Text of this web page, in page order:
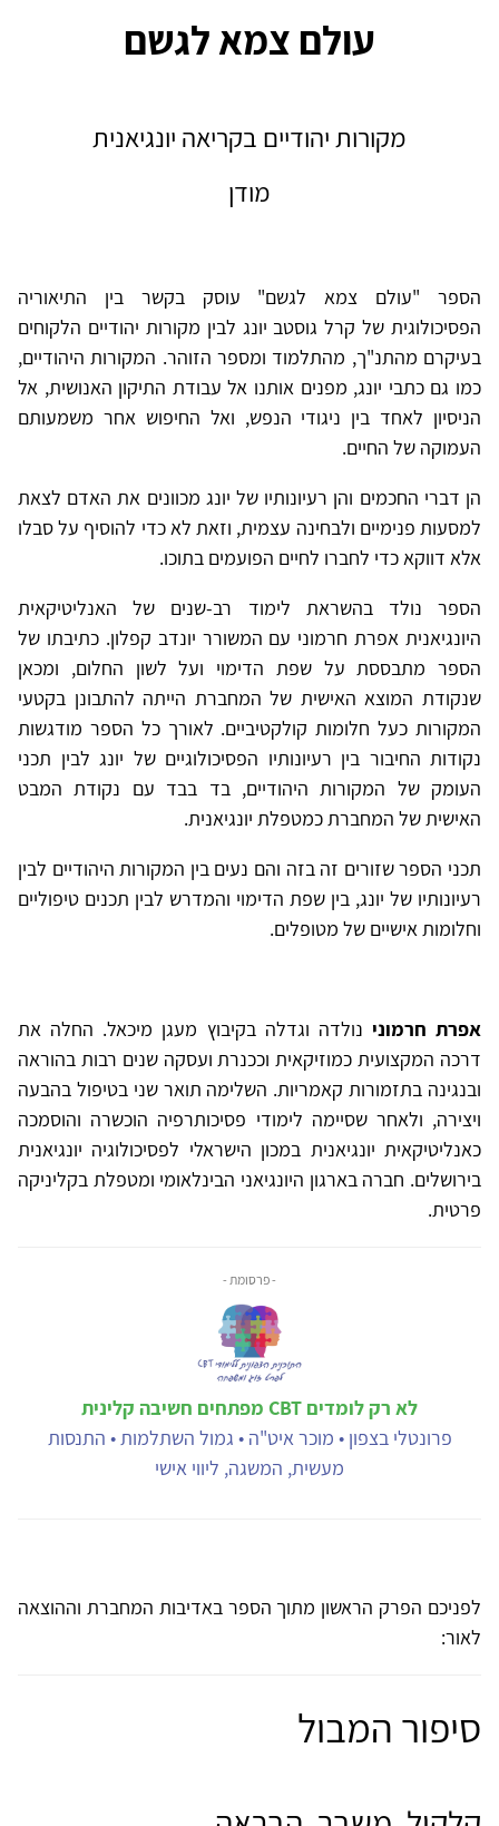
עולם צמא לגשם
מקורות יהודיים בקריאה יונגיאנית
מודן
הספר "עולם צמא לגשם" עוסק בקשר בין התיאוריה
הפסיכולוגית של קרל גוסטב יונג לבין מקורות יהודיים הלקוחים
בעיקרם מהתנ"ך, מהתלמוד ומספר הזוהר. המקורות היהודיים,
כמו גם כתבי יונג, מפנים אותנו אל עבודת התיקון האנושית, אל
הניסיון לאחד בין ניגודי הנפש, ואל החיפוש אחר משמעותם
העמוקה של החיים.
הן דברי החכמים והן רעיונותיו של יונג מכוונים את האדם לצאת
למסעות פנימיים ולבחינה עצמית, וזאת לא כדי להוסיף על סבלו
אלא דווקא כדי לחברו לחיים הפועמים בתוכו.
הספר נולד בהשראת לימוד רב-שנים של האנליטיקאית
היונגיאנית אפרת חרמוני עם המשורר יונדב קפלון. כתיבתו של
הספר מתבססת על שפת הדימוי ועל לשון החלום, ומכאן
שנקודת המוצא האישית של המחברת הייתה להתבונן בקטעי
המקורות כעל חלומות קולקטיביים. לאורך כל הספר מודגשות
נקודות החיבור בין רעיונותיו הפסיכולוגיים של יונג לבין תכני
העומק של המקורות היהודיים, בד בבד עם נקודת המבט
האישית של המחברת כמטפלת יונגיאנית.
תכני הספר שזורים זה בזה והם נעים בין המקורות היהודיים לבין
רעיונותיו של יונג, בין שפת הדימוי והמדרש לבין תכנים טיפוליים
וחלומות אישיים של מטופלים.
אפרת חרמוני נולדה וגדלה בקיבוץ מעגן מיכאל. החלה את
דרכה המקצועית כמוזיקאית וככנרת ועסקה שנים רבות בהוראה
ובנגינה בתזמורות קאמריות. השלימה תואר שני בטיפול בהבעה
ויצירה, ולאחר שסיימה לימודי פסיכותרפיה הוכשרה והוסמכה
כאנליטיקאית יונגיאנית במכון הישראלי לפסיכולוגיה יונגיאנית
בירושלים. חברה בארגון היונגיאני הבינלאומי ומטפלת בקליניקה
פרטית.
- פרסומת -
לא רק לומדים CBT מפתחים חשיבה קלינית
פרונטלי בצפון • מוכר איט"ה • גמול השתלמות • התנסות
מעשית, המשגה, ליווי אישי
לפניכם הפרק הראשון מתוך הספר באדיבות המחברת וההוצאה
לאור:
סיפור המבול